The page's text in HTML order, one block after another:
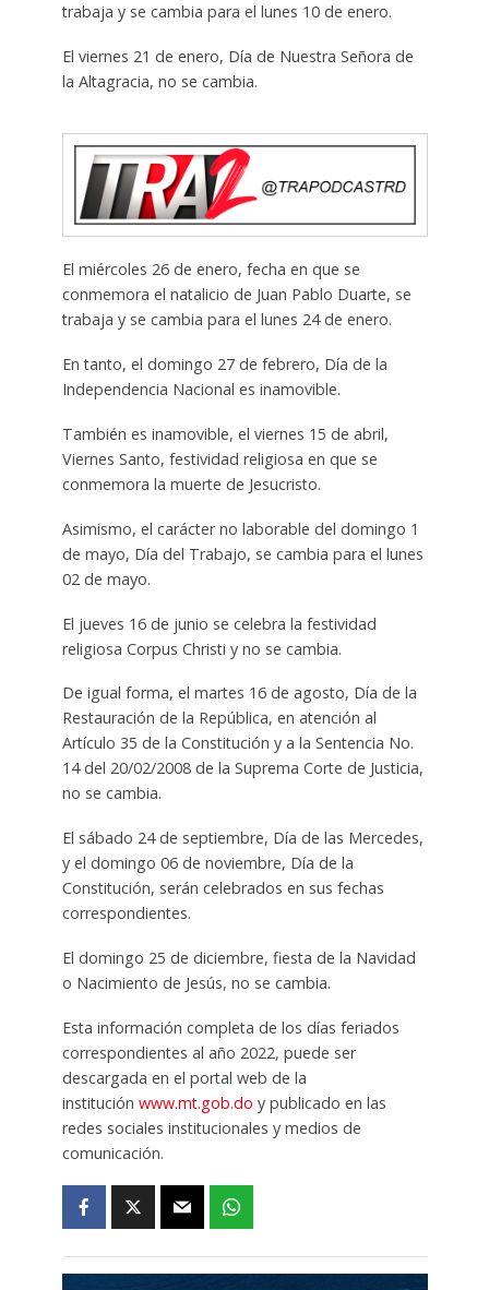
trabaja y se cambia para el lunes 10 de enero.
El viernes 21 de enero, Día de Nuestra Señora de
la Altagracia, no se cambia.
El miércoles 26 de enero, fecha en que se
conmemora el natalicio de Juan Pablo Duarte, se
trabaja y se cambia para el lunes 24 de enero.
En tanto, el domingo 27 de febrero, Día de la
Independencia Nacional es inamovible.
También es inamovible, el viernes 15 de abril,
Viernes Santo, festividad religiosa en que se
conmemora la muerte de Jesucristo.
Asimismo, el carácter no laborable del domingo 1
de mayo, Día del Trabajo, se cambia para el lunes
02 de mayo.
El jueves 16 de junio se celebra la festividad
religiosa Corpus Christi y no se cambia.
De igual forma, el martes 16 de agosto, Día de la
Restauración de la República, en atención al
Artículo 35 de la Constitución y a la Sentencia No.
14 del 20/02/2008 de la Suprema Corte de Justicia,
no se cambia.
El sábado 24 de septiembre, Día de las Mercedes,
y el domingo 06 de noviembre, Día de la
Constitución, serán celebrados en sus fechas
correspondientes.
El domingo 25 de diciembre, fiesta de la Navidad
o Nacimiento de Jesús, no se cambia.
Esta información completa de los días feriados
correspondientes al año 2022, puede ser
descargada en el portal web de la
institución www.mt.gob.do y publicado en las
redes sociales institucionales y medios de
comunicación.